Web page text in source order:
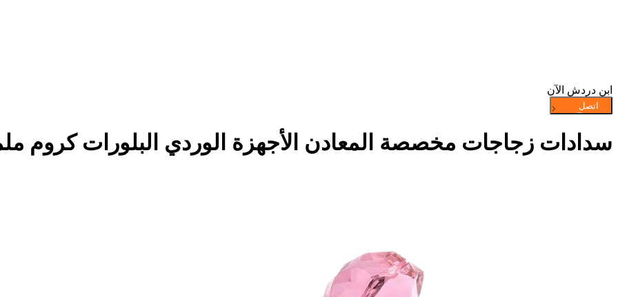
ابن دردش الآن
سدادات زجاجات مخصصة المعادن الأجهزة الوردي البلورات كروم